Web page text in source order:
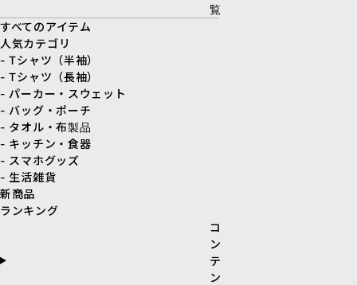
覧
すべてのアイテム
人気カテゴリ
- Tシャツ（半袖）
- Tシャツ（長袖）
- パーカー・スウェット
- バッグ・ポーチ
- タオル・布製品
- キッチン・食器
- スマホグッズ
- 生活雑貨
新商品
ランキング
コ
ン
テ
ン